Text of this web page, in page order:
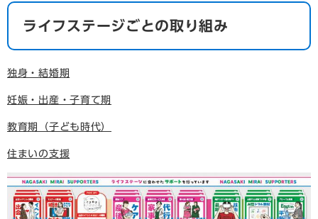
ライフステージごとの取り組み
独身・結婚期
妊娠・出産・子育て期
教育期（子ども時代）
住まいの支援